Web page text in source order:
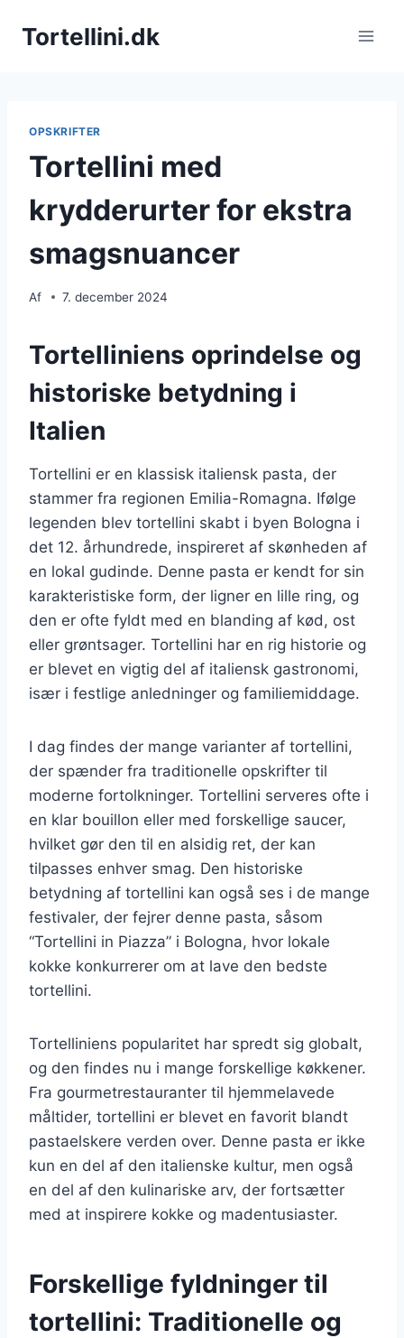
Tortellini.dk
OPSKRIFTER
Tortellini med
krydderurter for ekstra
smagsnuancer
Af 7. december 2024
Tortelliniens oprindelse og
historiske betydning i
Italien
Tortellini er en klassisk italiensk pasta, der
stammer fra regionen Emilia-Romagna. Ifølge
legenden blev tortellini skabt i byen Bologna i
det 12. århundrede, inspireret af skønheden af
en lokal gudinde. Denne pasta er kendt for sin
karakteristiske form, der ligner en lille ring, og
den er ofte fyldt med en blanding af kød, ost
eller grøntsager. Tortellini har en rig historie og
er blevet en vigtig del af italiensk gastronomi,
især i festlige anledninger og familiemiddage.
I dag findes der mange varianter af tortellini,
der spænder fra traditionelle opskrifter til
moderne fortolkninger. Tortellini serveres ofte i
en klar bouillon eller med forskellige saucer,
hvilket gør den til en alsidig ret, der kan
tilpasses enhver smag. Den historiske
betydning af tortellini kan også ses i de mange
festivaler, der fejrer denne pasta, såsom
“Tortellini in Piazza” i Bologna, hvor lokale
kokke konkurrerer om at lave den bedste
tortellini.
Tortelliniens popularitet har spredt sig globalt,
og den findes nu i mange forskellige køkkener.
Fra gourmetrestauranter til hjemmelavede
måltider, tortellini er blevet en favorit blandt
pastaelskere verden over. Denne pasta er ikke
kun en del af den italienske kultur, men også
en del af den kulinariske arv, der fortsætter
med at inspirere kokke og madentusiaster.
Forskellige fyldninger til
tortellini: Traditionelle og